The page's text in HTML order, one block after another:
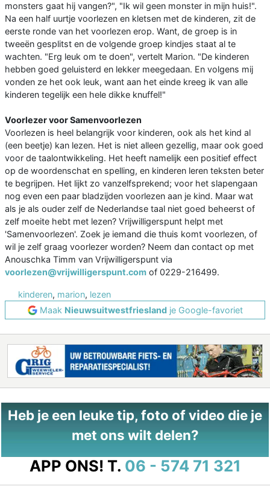
monsters gaat hij vangen?", "Ik wil geen monster in mijn huis!".
Na een half uurtje voorlezen en kletsen met de kinderen, zit de
eerste ronde van het voorlezen erop. Want, de groep is in
tweeën gesplitst en de volgende groep kindjes staat al te
wachten. "Erg leuk om te doen", vertelt Marion. "De kinderen
hebben goed geluisterd en lekker meegedaan. En volgens mij
vonden ze het ook leuk, want aan het einde kreeg ik van alle
kinderen tegelijk een hele dikke knuffel!"
Voorlezer voor Samenvoorlezen
Voorlezen is heel belangrijk voor kinderen, ook als het kind al
(een beetje) kan lezen. Het is niet alleen gezellig, maar ook goed
voor de taalontwikkeling. Het heeft namelijk een positief effect
op de woordenschat en spelling, en kinderen leren teksten beter
te begrijpen. Het lijkt zo vanzelfsprekend; voor het slapengaan
nog even een paar bladzijden voorlezen aan je kind. Maar wat
als je als ouder zelf de Nederlandse taal niet goed beheerst of
zelf moeite hebt met lezen? Vrijwilligerspunt helpt met
'Samenvoorlezen'. Zoek je iemand die thuis komt voorlezen, of
wil je zelf graag voorlezer worden? Neem dan contact op met
Anouschka Timm van Vrijwilligerspunt via
voorlezen@vrijwilligerspunt.com of 0229-216499.
kinderen, marion, lezen
Maak Nieuwsuitwestfrieslandje Google-favoriet
Heb je een leuke tip, foto of video die je
met ons wilt delen?
APP ONS! T. 06 - 574 71 321